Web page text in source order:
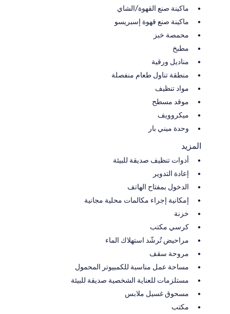
ماكينة صنع القهوة/الشاي
ماكينة صنع قهوة إسبريسو
محمصة خبز
مطبخ
مناديل ورقية
منطقة تناول طعام منفصلة
مواد تنظيف
موقد مسطح
ميكروويف
وحدة ميني بار
المزيد
أدوات تنظيف صديقة للبيئة
إعادة التدوير
الدخول بمفتاح الهاتف
إمكانية إجراء مكالمات محلية مجانية
خزنة
كرسي مكتب
مراحيض تُرشّد استهلاك الماء
مروحة سقف
مساحة عمل مناسبة للكمبيوتر المحمول
مستلزمات للعناية الشخصية صديقة للبيئة
مسحوق غسيل ملابس
مكتب